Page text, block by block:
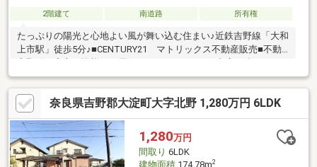
2階建て 南道路 所有権
たっぷりの陽光と心地よい風が舞い込む住まい♪近鉄吉野線「大和
上市駅」徒歩5分♪■CENTURY21 マトリックス不動産販売■不動
「誠実・丁寧・真面目」■ご購入の流れからリフォーム工事まで
全てお任せ下さい。■物件探しの注意点等、良い事だけでなく懸
念点までしっかりとお知らせしております。■お得な金利のご提
案（融資中・返済相談・女性単身・派遣社員・非正規雇用の方で
も相談可能です。）■住宅に関するご相談からご購入後のアフタ―
フォローまで、一人の担当者が行います。■お気軽にご相談くだ
さい！♪♪お問合せお待ちしております♪♪
奈良県吉野郡大淀町大字北野 1,280万円 6LDK
1,280万円
間取り 6LDK
建物面積174.78m2